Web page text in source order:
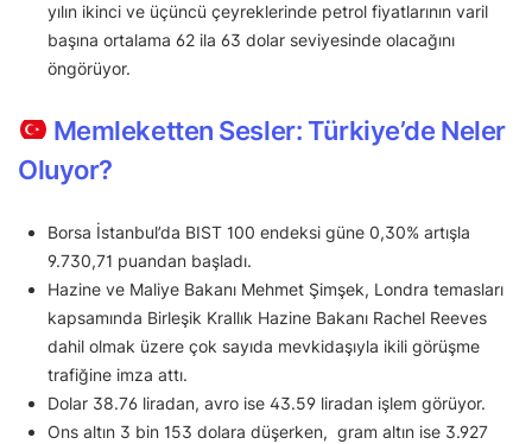
yılın ikinci ve üçüncü çeyreklerinde petrol fiyatlarının varil
başına ortalama 62 ila 63 dolar seviyesinde olacağını
öngörüyor.
Memleketten Sesler: Türkiye’de Neler
Oluyor?
Borsa İstanbul’da BIST 100 endeksi güne 0,30% artışla
9.730,71 puandan başladı.
Hazine ve Maliye Bakanı Mehmet Şimşek, Londra temasları
kapsamında Birleşik Krallık Hazine Bakanı Rachel Reeves
dahil olmak üzere çok sayıda mevkidaşıyla ikili görüşme
trafiğine imza attı.
Dolar 38.76 liradan, avro ise 43.59 liradan işlem görüyor.
Ons altın 3 bin 153 dolara düşerken, gram altın ise 3.927